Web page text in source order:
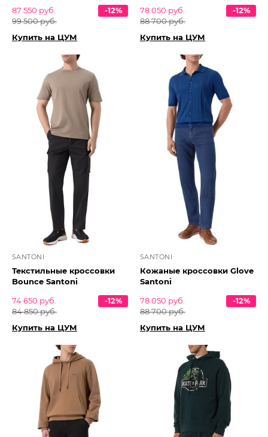
87 550 руб.
99 500 руб.
-12%
Купить на ЦУМ
78 050 руб.
88 700 руб.
-12%
Купить на ЦУМ
SANTONI
Текстильные кроссовки
Bounce Santoni
74 650 руб.
84 850 руб.
-12%
Купить на ЦУМ
SANTONI
Кожаные кроссовки Glove
Santoni
78 050 руб.
88 700 руб.
-12%
Купить на ЦУМ